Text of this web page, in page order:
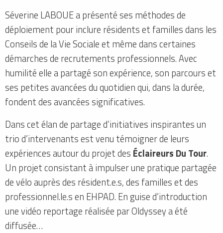
Séverine LABOUE a présenté ses méthodes de
déploiement pour inclure résidents et familles dans les
Conseils de la Vie Sociale et même dans certaines
démarches de recrutements professionnels. Avec
humilité elle a partagé son expérience, son parcours et
ses petites avancées du quotidien qui, dans la durée,
fondent des avancées significatives.
Dans cet élan de partage d’initiatives inspirantes un
trio d’intervenants est venu témoigner de leurs
expériences autour du projet des Éclaireurs Du Tour.
Un projet consistant à impulser une pratique partagée
de vélo auprès des résident.e.s, des familles et des
professionnel.le.s en EHPAD. En guise d’introduction
une vidéo reportage réalisée par Oldyssey a été
diffusée…